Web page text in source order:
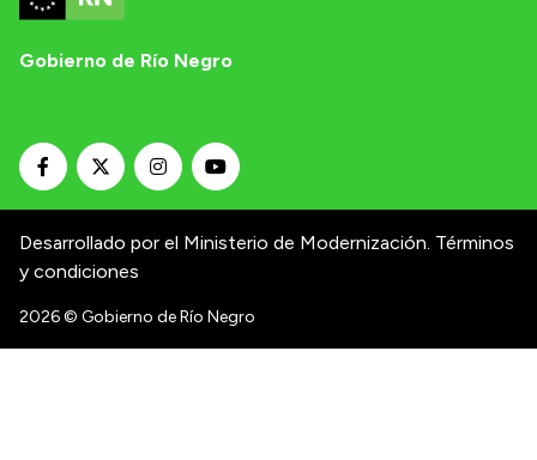
Gobierno de Río Negro
Desarrollado por el Ministerio de Modernización. Términos
y condiciones
2026© Gobierno de Río Negro